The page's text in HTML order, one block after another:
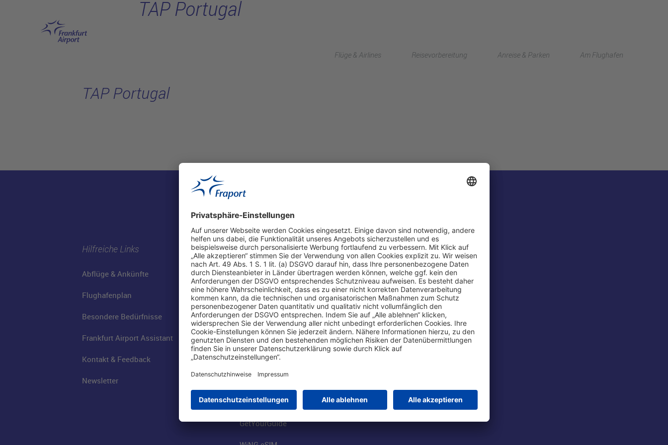
Flüge & Airlines Reisevorbereitung Anreise & Parken Am Flughafen
TAP Portugal
TAP Portugal
Hilfreiche Links
Abflüge & Ankünfte
Flughafenplan
Besondere Bedürfnisse
Frankfurt Airport Assistant
Kontakt & Feedback
Newsletter
Online einkaufen & buchen
Parkplätze
Online-Shop
Besucherservices
FRA SmartWay
Hotels am Standort
Mietwagen weltweit
Flüge buchen
GetYourGuide
Über uns
Fraport AG
Business am Airport
FRA Eventlocations
Jobs am Airport
Konzernstrategie